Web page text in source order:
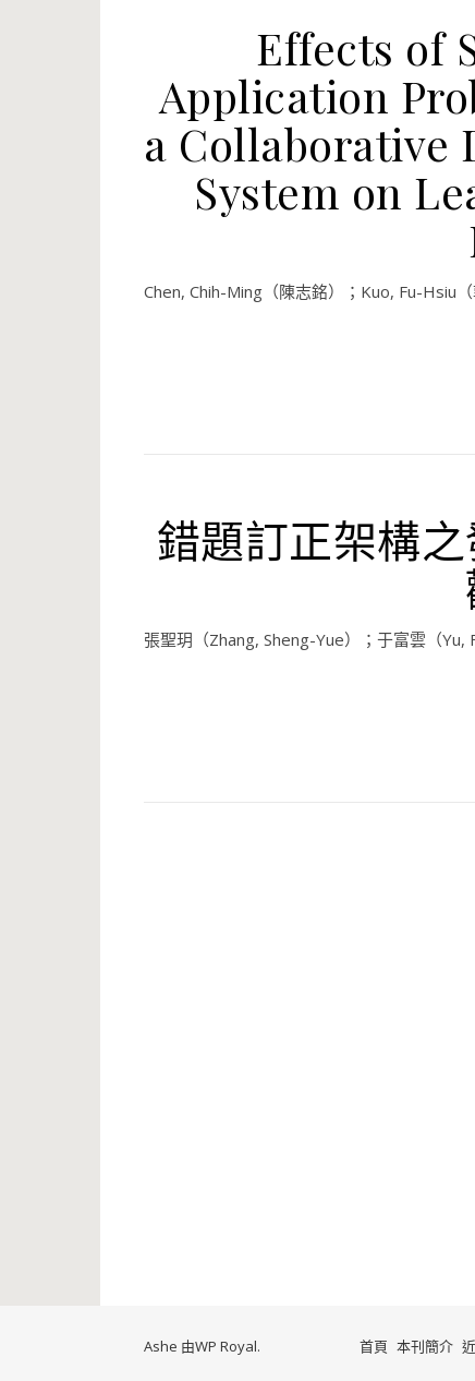
Effects of
Application
a Collaborative
System on
Chen, Chih-Ming（陳志銘）；Kuo, Fu-Hsiu（
錯題訂正架構
張聖玥（Zhang, Sheng-Yue）；于富雲（Yu,
首頁 本刊簡介
Ashe 由WP Royal.